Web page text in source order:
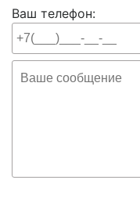
Ваш телефон: